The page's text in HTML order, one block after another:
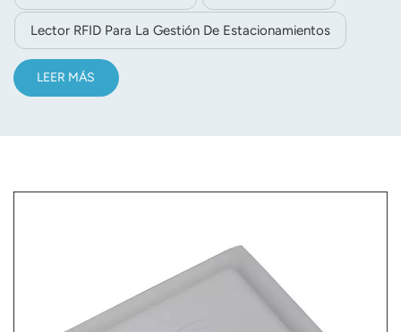
Lector RFID Para La Gestión De Estacionamientos
LEER MÁS